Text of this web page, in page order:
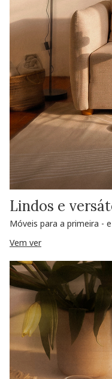
Lindos e
Móveis para a primeira -
Vem ver